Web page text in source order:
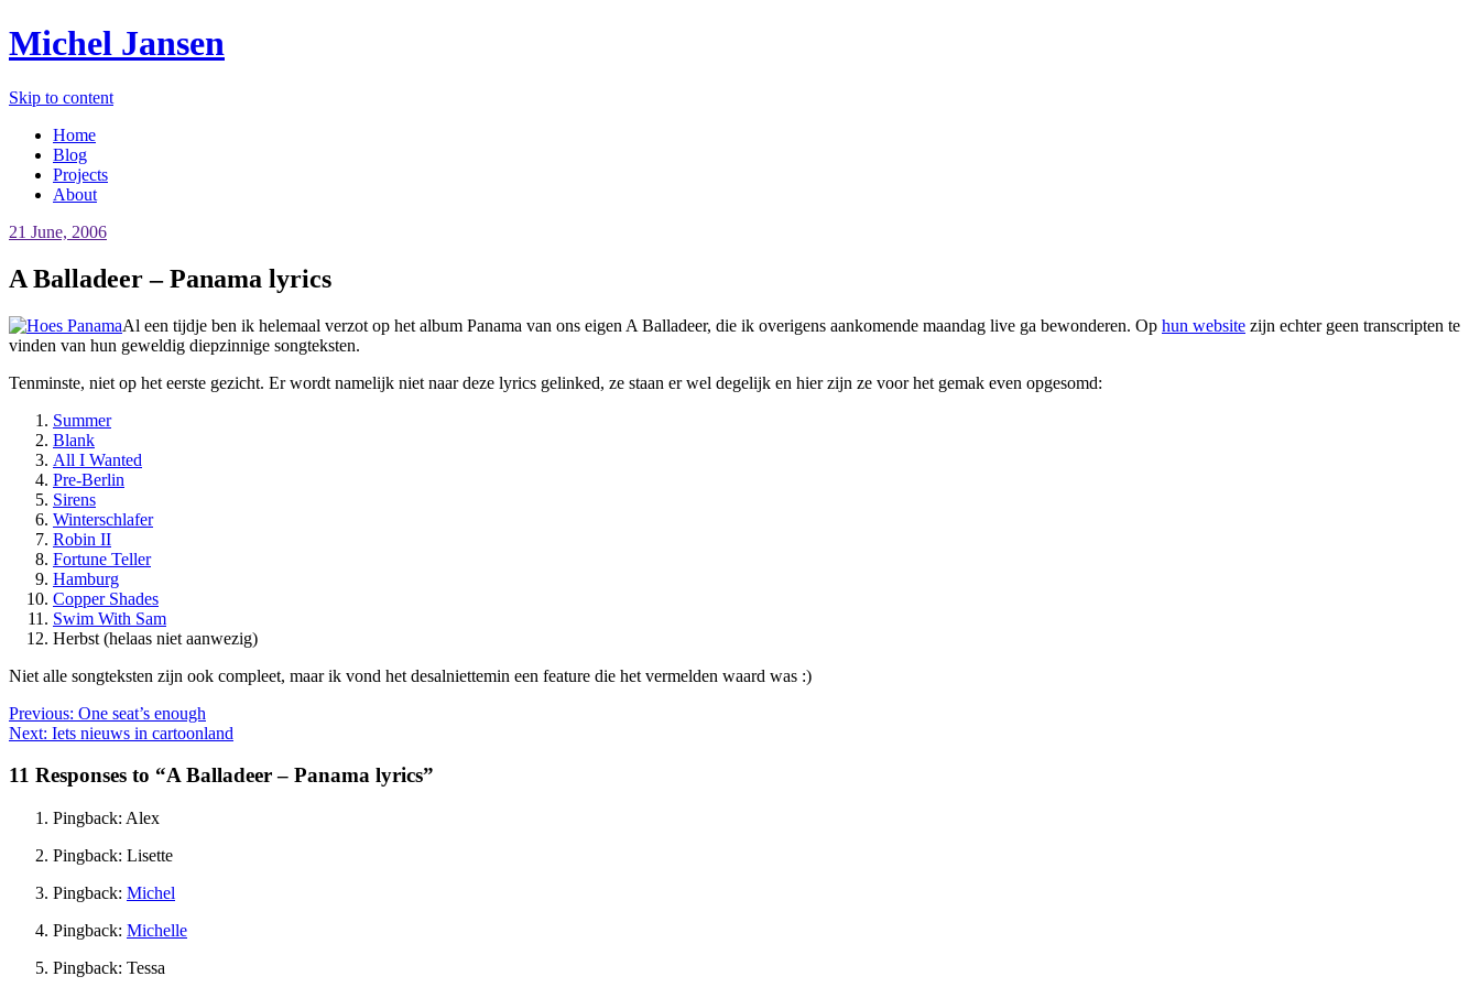
Michel Jansen
Skip to content
Home
Blog
Projects
About
21 June, 2006
A Balladeer – Panama lyrics
Al een tijdje ben ik helemaal verzot op het album Panama van ons eigen A Balladeer, die ik overigens aankomende maandag live ga bewonderen. Op hun website zijn echter geen transcripten te
vinden van hun geweldig diepzinnige songteksten.
Tenminste, niet op het eerste gezicht. Er wordt namelijk niet naar deze lyrics gelinked, ze staan er wel degelijk en hier zijn ze voor het gemak even opgesomd:
Summer
Blank
All I Wanted
Pre-Berlin
Sirens
Winterschlafer
Robin II
Fortune Teller
Hamburg
Copper Shades
Swim With Sam
Herbst (helaas niet aanwezig)
Niet alle songteksten zijn ook compleet, maar ik vond het desalniettemin een feature die het vermelden waard was :)
Previous: One seat’s enough
Next: Iets nieuws in cartoonland
11 Responses to “A Balladeer – Panama lyrics”
Pingback: Alex
Pingback: Lisette
Pingback: Michel
Pingback: Michelle
Pingback: Tessa